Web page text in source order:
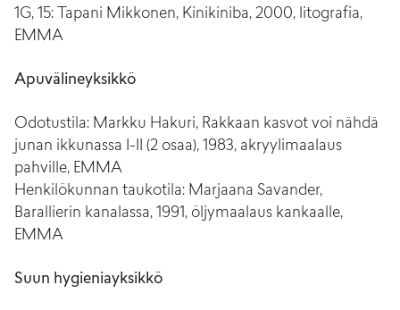
1G, 15: Tapani Mikkonen, Kinikiniba, 2000, litografia,
EMMA
Apuvälineyksikkö
Odotustila: Markku Hakuri, Rakkaan kasvot voi nähdä
junan ikkunassa I-II (2 osaa), 1983, akryylimaalaus
pahville, EMMA
Henkilökunnan taukotila: Marjaana Savander,
Barallierin kanalassa, 1991, öljymaalaus kankaalle,
EMMA
Suun hygieniayksikkö